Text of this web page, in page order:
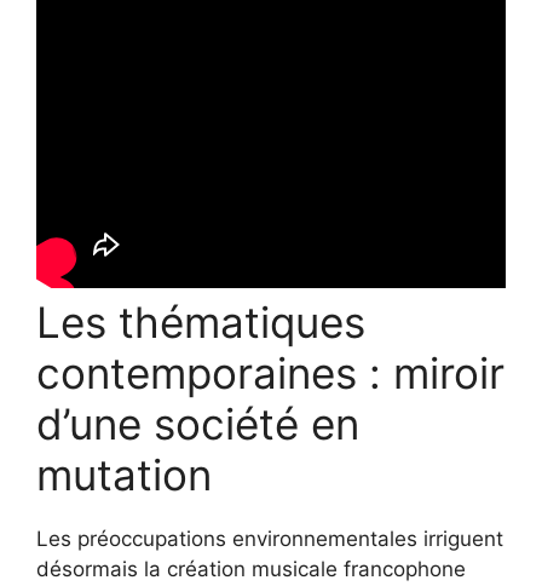
Les thématiques
contemporaines : miroir
d’une société en
mutation
Les préoccupations environnementales irriguent
désormais la création musicale francophone